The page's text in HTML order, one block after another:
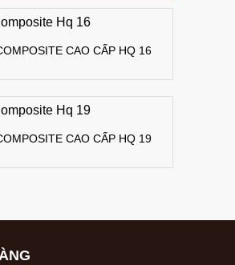
CAO CẤP HQ 16
CAO CẤP HQ 19